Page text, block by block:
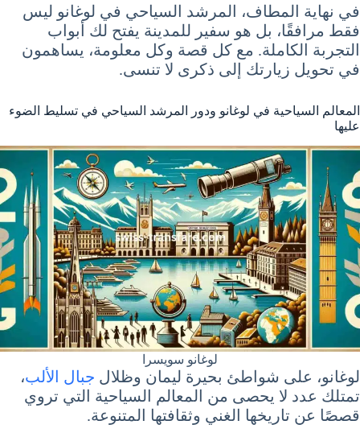
في نهاية المطاف، المرشد السياحي في لوغانو ليس
فقط مرافقًا، بل هو سفير للمدينة يفتح لك أبواب
التجربة الكاملة. مع كل قصة وكل معلومة، يساهمون
في تحويل زيارتك إلى ذكرى لا تنسى.
المعالم السياحية في لوغانو ودور المرشد السياحي في تسليط الضوء
عليها
لوغانو سويسرا
لوغانو، على شواطئ بحيرة ليمان وظلال جبال الألب،
تمتلك عدد لا يحصى من المعالم السياحية التي تروي
قصصًا عن تاريخها الغني وثقافتها المتنوعة.